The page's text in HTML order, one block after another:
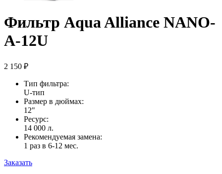
Фильтр Aqua Alliance NANO-
A-12U
2 150 ₽
Тип фильтра:
U-тип
Размер в дюймах:
12"
Ресурс:
14 000 л.
Рекомендуемая замена:
1 раз в 6-12 мес.
Заказать